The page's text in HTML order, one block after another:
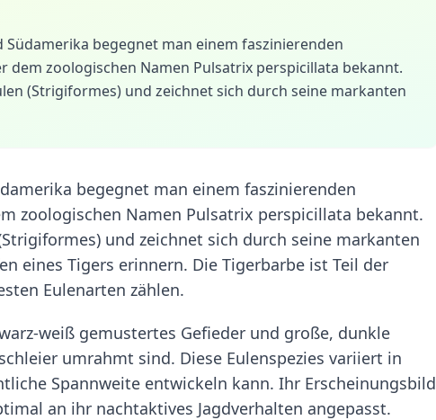
begegnet man einem faszinierenden
dem zoologischen Namen Pulsatrix perspicillata bekannt.
(Strigiformes) und zeichnet sich durch seine markanten
begegnet man einem faszinierenden
zoologischen Namen Pulsatrix perspicillata bekannt.
und zeichnet sich durch seine markanten
eines Tigers erinnern. Die Tigerbarbe ist Teil der
Eulenarten zählen.
weiß gemustertes Gefieder und große, dunkle
umrahmt sind. Diese Eulenspezies variiert in
Spannweite entwickeln kann. Ihr Erscheinungsbild
an ihr nachtaktives Jagdverhalten angepasst.